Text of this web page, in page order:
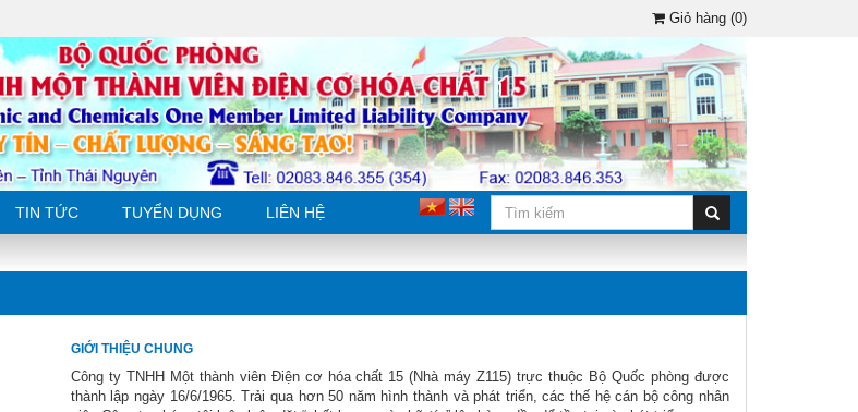
Giỏ hàng (0)
TIN TỨC TUYỂN DỤNG LIÊN HỆ
GIỚI THIỆU CHUNG
Công ty TNHH Một thành viên Điện cơ hóa chất 15 (Nhà máy Z115) trực thuộc Bộ Quốc phòng được
thành lập ngày 16/6/1965. Trải qua hơn 50 năm hình thành và phát triển, các thế hệ cán bộ công nhân